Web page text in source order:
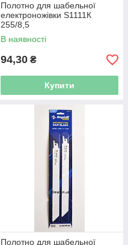
Полотно для шабельної
електроножівки S1111К
255/8,5
В наявності
94,30 ₴
Купити
Полотно для шабельної